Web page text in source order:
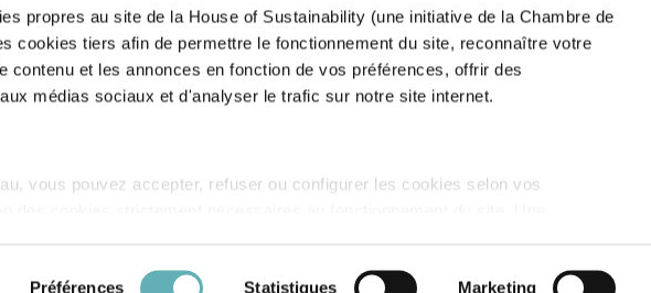
propres au site de la House of Sustainability (une initiative de la Chambre de
cookies tiers afin de permettre le fonctionnement du site, reconnaître votre
contenu et les annonces en fonction de vos préférences, offrir des
médias sociaux et d'analyser le trafic sur notre site internet.
vous pouvez accepter, refuser ou configurer les cookies selon vos
Préférences Statistiques Marketing
CONTACTEZ-NOUS
RESTEZ INFORMÉ(E)S
cookies Déclaration sur l'accessibilité éco-responsable